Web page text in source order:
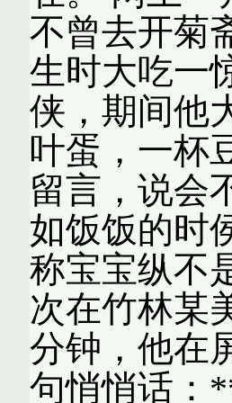
不曾去开菊
生时大吃一
侠，期间他
叶蛋，一杯
留言，说会
如饭饭的时
称宝宝纵不
次在竹林某
分钟，他在
句悄悄话：